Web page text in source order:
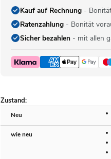
Kauf auf Rechnung-
Ratenzahlung- Bonität
Sicher bezahlen- mit allen
Zustand:
Neu
wie neu